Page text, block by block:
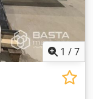
1 /7